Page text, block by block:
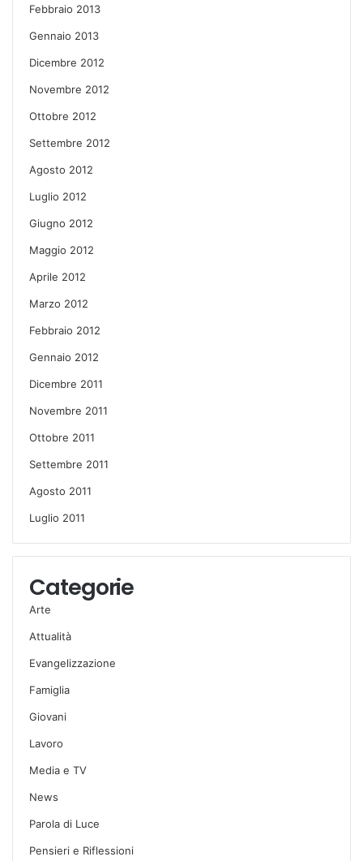
Febbraio 2013
Gennaio 2013
Dicembre 2012
Novembre 2012
Ottobre 2012
Settembre 2012
Agosto 2012
Luglio 2012
Giugno 2012
Maggio 2012
Aprile 2012
Marzo 2012
Febbraio 2012
Gennaio 2012
Dicembre 2011
Novembre 2011
Ottobre 2011
Settembre 2011
Agosto 2011
Luglio 2011
Categorie
Arte
Attualità
Evangelizzazione
Famiglia
Giovani
Lavoro
Media e TV
News
Parola di Luce
Pensieri e Riflessioni